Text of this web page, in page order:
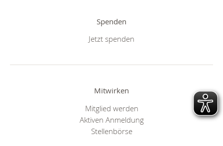
Spenden
Jetzt spenden
Mitwirken
Mitglied werden
Aktiven Anmeldung
Stellenbörse